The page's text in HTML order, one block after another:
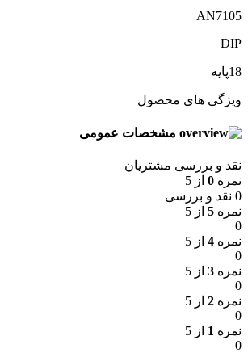
AN7105
DIP
18پایه
ویژگی های محصول
مشخصات عمومی
نقد و بررسی مشتریان
نمره 0 از 5
0 نقد و بررسی
نمره 5 از 5
0
نمره 4 از 5
0
نمره 3 از 5
0
نمره 2 از 5
0
نمره 1 از 5
0